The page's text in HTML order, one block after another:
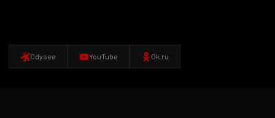
Odysee YouTube Ok.ru